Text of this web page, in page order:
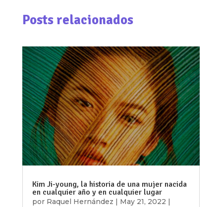
Posts relacionados
Kim Ji-young, la historia de una mujer nacida
en cualquier año y en cualquier lugar
por Raquel Hernández May 21, 2022